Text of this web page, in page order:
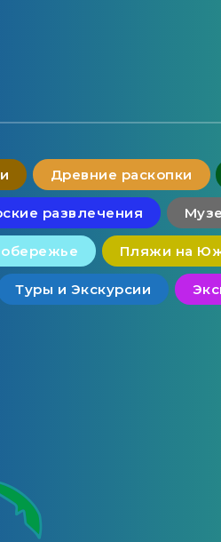
Древние раскопки
развлечения
Пляжи на
Туры и Экскурсии